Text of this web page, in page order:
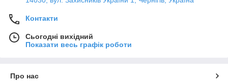
Контакти
Сьогодні вихідний
Показати весь графік роботи
Про нас